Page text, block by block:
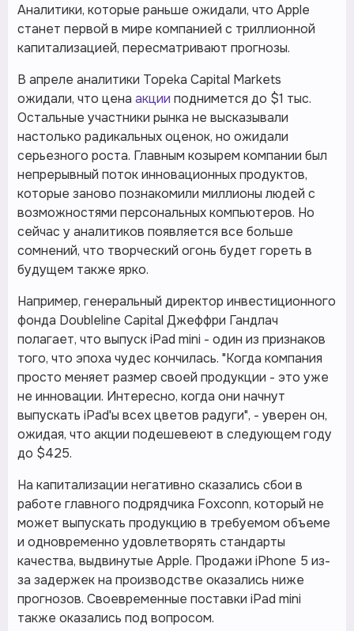
Аналитики, которые раньше ожидали, что Apple
станет первой в мире компанией с триллионной
капитализацией, пересматривают прогнозы.
В апреле аналитики Topeka Capital Markets
ожидали, что цена акции поднимется до $1 тыс.
Остальные участники рынка не высказывали
настолько радикальных оценок, но ожидали
серьезного роста. Главным козырем компании был
непрерывный поток инновационных продуктов,
которые заново познакомили миллионы людей с
возможностями персональных компьютеров. Но
сейчас у аналитиков появляется все больше
сомнений, что творческий огонь будет гореть в
будущем также ярко.
Например, генеральный директор инвестиционного
фонда Doubleline Capital Джеффри Гандлач
полагает, что выпуск iPad mini - один из признаков
того, что эпоха чудес кончилась. "Когда компания
просто меняет размер своей продукции - это уже
не инновации. Интересно, когда они начнут
выпускать iPad'ы всех цветов радуги", - уверен он,
ожидая, что акции подешевеют в следующем году
до $425.
На капитализации негативно сказались сбои в
работе главного подрядчика Foxconn, который не
может выпускать продукцию в требуемом объеме
и одновременно удовлетворять стандарты
качества, выдвинутые Apple. Продажи iPhone 5 из-
за задержек на производстве оказались ниже
прогнозов. Своевременные поставки iPad mini
также оказались под вопросом.